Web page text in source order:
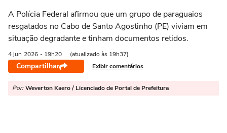
A Polícia Federal afirmou que um grupo de paraguaios
resgatados no Cabo de Santo Agostinho (PE) viviam em
situação degradante e tinham documentos retidos.
4 jun 2026 - 19h20 (atualizado às 19h37)
Compartilhar Exibir comentários
Por: Weverton Kaero / Licenciado de Portal de Prefeitura